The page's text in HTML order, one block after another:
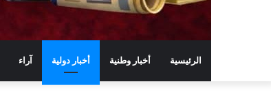
الرئيسية أخبار وطنية أخبار دولية آراء